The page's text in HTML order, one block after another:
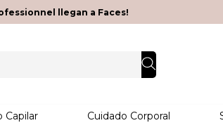
llegan a Faces!
Capilar Cuidado Corporal